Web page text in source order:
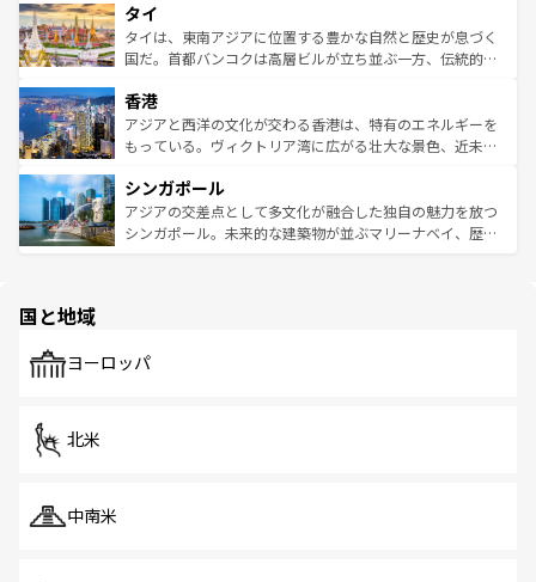
リティに包まれながら、韓国の多彩な魅力を心ゆくまで味
わってみてほしい。 なお、新着の韓国情報はコンテンツ一
覧を参照してほしい。
急速な発展と共に伝統が息づく。ハノイの古い町並みやホ
ーチミン市のフランス統治時代の建物も、独特の雰囲気を
醸し出している。また、バラエティの豊かさとおいしさで
とつ。フォーやバインミー、ベトナムコーヒーなどは、ぜ
ひ現地で味わいたい。どの地域を訪れてもあたたかい人々
が旅行者を迎えてくれるので、きっと忘れられない旅にな
参照してほしい。
タイ
タイは、東南アジアに位置する豊かな自然と歴史が息づく
国だ。首都バンコクは高層ビルが立ち並ぶ一方、伝統的な
の活気が交差している。北部ではチェンマイなどの山岳地
帯で自然と触れ合い、南部ではプーケットやクラビの美し
いビーチでリゾート気分を楽しむことができる。タイ料理
激する。気候は一年中温暖で、どの季節にも異なる楽しみ
が待っている。親しみやすいタイの人々、仏教を中心とし
た文化、そして多様な観光資源が、訪れる旅人を魅了し続
香港
アジアと西洋の文化が交わる香港は、特有のエネルギーを
もっている。ヴィクトリア湾に広がる壮大な景色、近未来
み、どこを訪れても感動するはず。観光スポットが密集し
ており、効率よく見どころを回れるのも魅力。息をのむよ
うな絶景から文化的な体験まで、香港を存分に楽しみ尽く
シンガポール
アジアの交差点として多文化が融合した独自の魅力を放つ
シンガポール。未来的な建築物が並ぶマリーナベイ、歴史
で、ホーカーズは地元の風情を楽しめる外せないスポット
国と地域
ヨーロッパ
北米
中南米